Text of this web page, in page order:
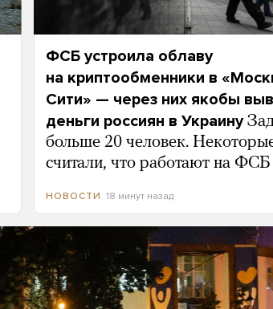
ФСБ устроила облаву
на криптообменники в
Сити» — через них якобы
деньги россиян в Украину
больше 20 человек.
считали, что работают на ФСБ
НОВОСТИ 18 минут назад